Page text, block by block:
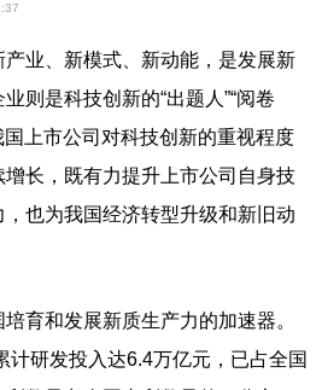
业、新模式、新动能，是发展新
则是科技创新的“出题人”“阅卷
国上市公司对科技创新的重视程度
长，既有力提升上市公司自身技
也为我国经济转型升级和新旧动
和发展新质生产力的加速器。
计研发投入达6.4万亿元，已占全国